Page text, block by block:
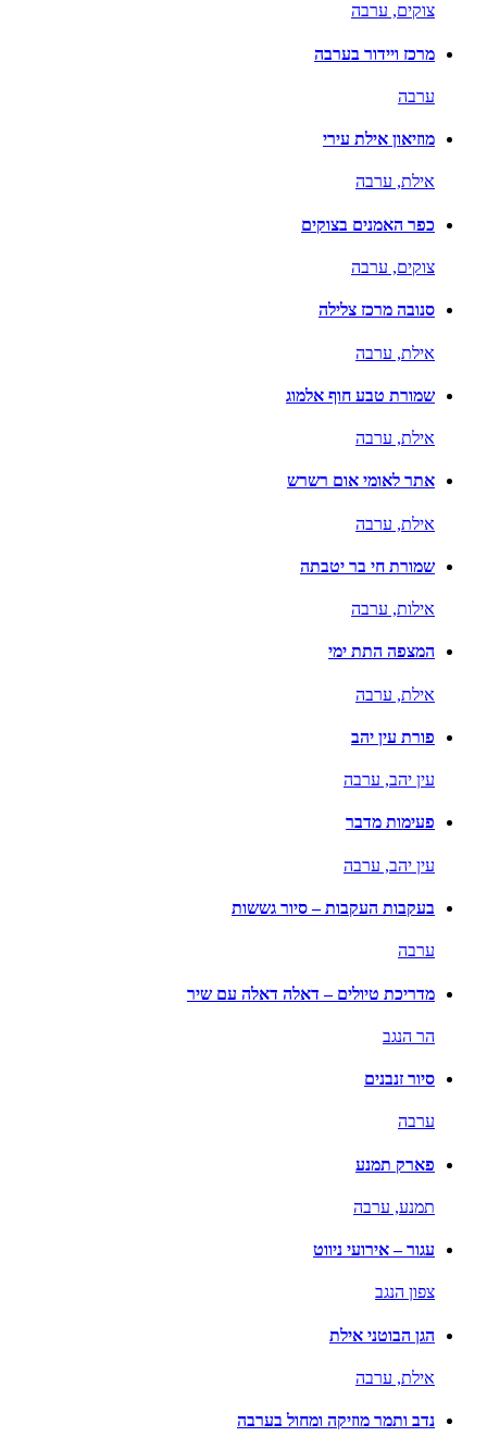
צוקים, ערבה
מרכז ויידור בערבה
ערבה
מוזיאון אילת עירי
אילת, ערבה
כפר האמנים בצוקים
צוקים, ערבה
סנובה מרכז צלילה
אילת, ערבה
שמורת טבע חוף אלמוג
אילת, ערבה
אתר לאומי אום רשרש
אילת, ערבה
שמורת חי בר יטבתה
אילות, ערבה
המצפה התת ימי
אילת, ערבה
פורת עין יהב
עין יהב, ערבה
פעימות מדבר
עין יהב, ערבה
בעקבות העקבות – סיור גששות
ערבה
מדריכת טיולים – דאלה דאלה עם שיר
הר הנגב
סיור זנבנים
ערבה
פארק תמנע
תמנע, ערבה
עגור – אירועי ניווט
צפון הנגב
הגן הבוטני אילת
אילת, ערבה
נדב ותמר מוזיקה ומחול בערבה